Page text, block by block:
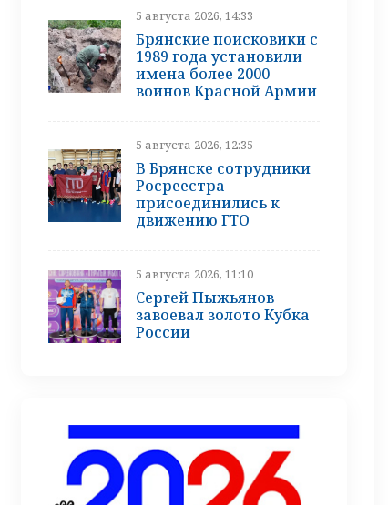
5 августа 2026, 14:33
Брянские поисковики с
1989 года установили
имена более 2000
воинов Красной Армии
5 августа 2026, 12:35
В Брянске сотрудники
Росреестра
присоединились к
движению ГТО
5 августа 2026, 11:10
Сергей Пыжьянов
завоевал золото Кубка
России